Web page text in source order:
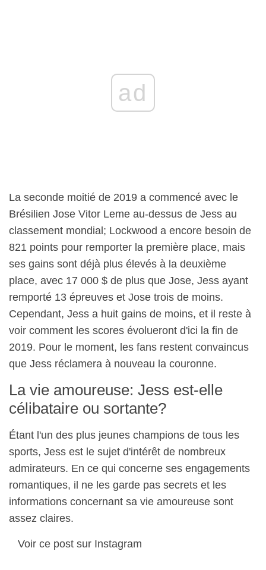
ad
La seconde moitié de 2019 a commencé avec le
Brésilien Jose Vitor Leme au-dessus de Jess au
classement mondial; Lockwood a encore besoin de
821 points pour remporter la première place, mais
ses gains sont déjà plus élevés à la deuxième
place, avec 17 000 $ de plus que Jose, Jess ayant
remporté 13 épreuves et Jose trois de moins.
Cependant, Jess a huit gains de moins, et il reste à
voir comment les scores évolueront d'ici la fin de
2019. Pour le moment, les fans restent convaincus
que Jess réclamera à nouveau la couronne.
La vie amoureuse: Jess est-elle
célibataire ou sortante?
Étant l'un des plus jeunes champions de tous les
sports, Jess est le sujet d'intérêt de nombreux
admirateurs. En ce qui concerne ses engagements
romantiques, il ne les garde pas secrets et les
informations concernant sa vie amoureuse sont
assez claires.
Voir ce post sur Instagram